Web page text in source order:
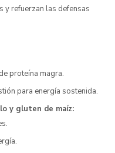
y refuerzan las defensas
proteína magra.
para energía sostenida.
y gluten de maíz: